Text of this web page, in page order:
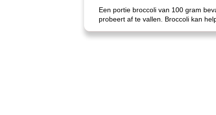
Een portie broccoli van 100 gram
probeert af te vallen. Broccoli kan